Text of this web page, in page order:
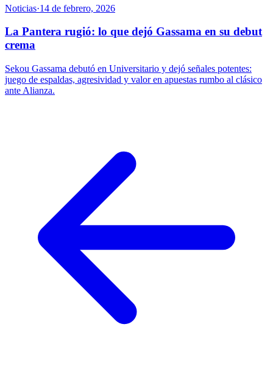
Noticias·14 de febrero, 2026
La Pantera rugió: lo que dejó Gassama en su debut
crema
Sekou Gassama debutó en Universitario y dejó señales potentes:
juego de espaldas, agresividad y valor en apuestas rumbo al clásico
ante Alianza.